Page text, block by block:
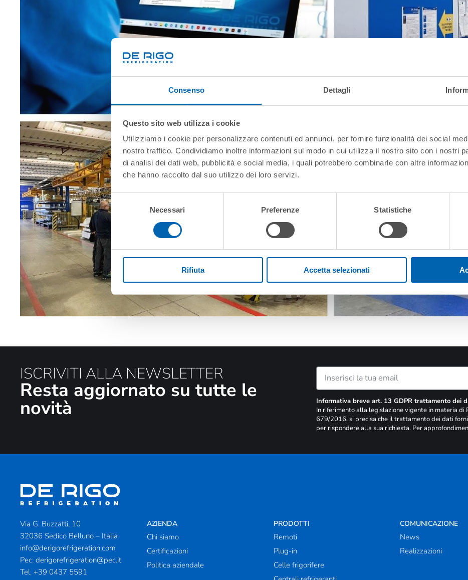
Consenso Dettagli
Questo sito web utilizza i cookie
Utilizziamo i cookie per personalizzare contenuti ed annunci, per fornire funzionalità dei social
nostro traffico. Condividiamo inoltre informazioni sul modo in cui utilizza il nostro sito con i nostri
di analisi dei dati web, pubblicità e social media, i quali potrebbero combinarle con altre
che hanno raccolto dal suo utilizzo dei loro servizi.
Selezione
del
consenso
Necessari Preferenze Statistiche
Rifiuta Accetta selezionati
ISCRIVITI ALLA NEWSLETTER
Resta aggiornato su tutte le
novità
Informativa breve art. 13 GDPR trattamento dei
In riferimento alla legislazione vigente in materia di
679/2016, si precisa che il trattamento dei dati
per rispondere alla sua richiesta. Per
Via G. Buzzatti, 10
32036 Sedico Belluno – Italia
info@derigorefrigeration.com
Pec: derigorefrigeration@pec.it
Tel. +39 0437 5591
AZIENDA
Chi siamo
Certificazioni
Politica aziendale
PRODOTTI
Remoti
Plug-in
Celle frigorifere
COMUNICAZIONE
News
Realizzazioni